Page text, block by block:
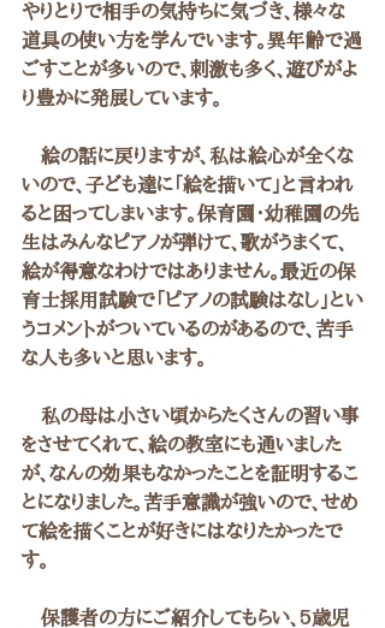
やりとりで相手の気持ちに気づき、様々な
道具の使い方を学んでいます。異年齢で過
ごすことが多いので、刺激も多く、遊びがよ
り豊かに発展しています。
絵の話に戻りますが、私は絵心が全くな
いので、子ども達に「絵を描いて」と言われ
ると困ってしまいます。保育園・幼稚園の先
生はみんなピアノが弾けて、歌がうまくて、
絵が得意なわけではありません。最近の保
育士採用試験で「ピアノの試験はなし」とい
うコメントがついているのがあるので、苦手
な人も多いと思います。
私の母は小さい頃からたくさんの習い事
をさせてくれて、絵の教室にも通いました
が、なんの効果もなかったことを証明するこ
とになりました。苦手意識が強いので、せめ
て絵を描くことが好きにはなりたかったで
す。
保護者の方にご紹介してもらい、5歳児